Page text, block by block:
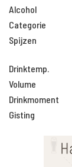
Alcohol
Categorie
Spijzen
Drinktemp.
Volume
Drinkmoment
Gisting